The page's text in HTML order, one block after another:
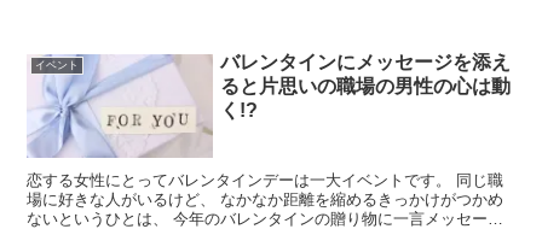
イベント
バレンタインにメッセージを添え
ると片思いの職場の男性の心は動
く!?
恋する女性にとってバレンタインデーは一大イベントです。 同じ職
場に好きな人がいるけど、 なかなか距離を縮めるきっかけがつかめ
ないというひとは、 今年のバレンタインの贈り物に一言メッセージ